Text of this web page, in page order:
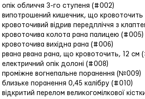
1 опік обличчя 3-го ступеня (#002)
1 випотрошений кишечник, що
1 кровоточивий відрив передпліччя з
1 кровоточива колота рана палицею (#005)
1 кровоточива вихідна рана (#006)
1 рвана рвана рана, що кровоточить, 12 см
1 електричний опік долоні (#008)
1 проміжне вогнепальне поранення (№009)
1 близьке поранення 0,45 калібру (#010)
1 відкритий перелом великогомілкової